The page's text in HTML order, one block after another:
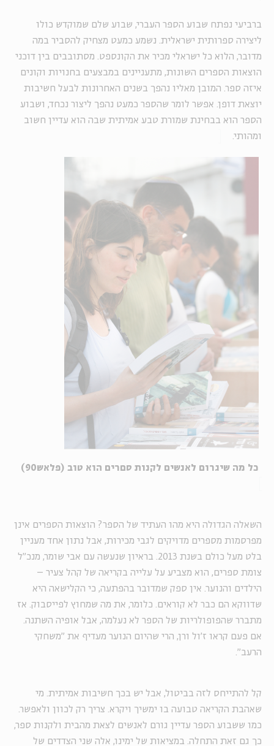
ברביעי נפתח שבוע הספר העברי, שבוע שלם שמוקדש כולו
ליצירה ספרותית ישראלית. נשמע כמעט מצחיק להסביר במה
מדובר, הלוא כל ישראלי מכיר את הקונספט. מסתובבים בין דוכני
הוצאות הספרים השונות, מתעניינים במבצעים בחנויות וקונים
איזה ספר. המובן מאליו נהפך בשנים האחרונות לבעל חשיבות
יוצאת דופן. אפשר לומר שהספר כמעט נהפך ליצור נכחד, ושבוע
הספר הוא בבחינת שמורת טבע אמיתית שבה הוא עדיין חשוב
ומהותי.
כל מה שיגרום לאנשים לקנות סםרים הוא טוב (פלאש90)
השאלה הגדולה היא מהו העתיד של הספר? הוצאות הספרים אינן
מפרסמות מספרים מדויקים לגבי מכירות, אבל נתון אחד מעניין
בלט מעל כולם בשנת 2013. בראיון שנעשה עם אבי שומר, מנכ"ל
צומת ספרים, הוא מצביע על עלייה בקריאה של קהל צעיר –
הילדים והנוער. אין ספק שמדובר בהפתעה, כי הקלישאה היא
שדווקא הם כבר לא קוראים. כלומר, את מה שמחוץ לפייסבוק. אז
מתברר שהפופולריות של הספר לא נעלמה, אבל אופיה השתנה.
אם פעם קראו ז'ול ורן, הרי שהיום הנוער מעדיף את "משחקי
הרעב".
קל להתייחס לזה בביטול, אבל יש בכך חשיבות אמיתית. מי
שאהבת הקריאה טבועה בו ימשיך ויקרא. צריך רק לכוון ולאפשר.
כמו ששבוע הספר עדיין גורם לאנשים לצאת מהבית ולקנות ספר,
כך גם זאת התחלה. במציאות של ימינו, אלה שני הצדדים של